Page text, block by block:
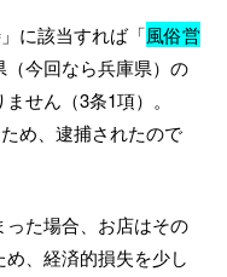
に該当すれば「風俗営
（今回なら兵庫県）の
せん（3条1項）。
め、逮捕されたので
た場合、お店はその
、経済的損失を少し